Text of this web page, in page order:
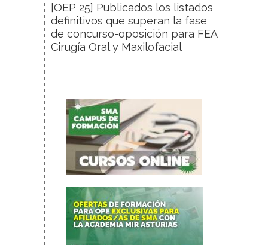
[OEP 25] Publicados los listados
definitivos que superan la fase
de concurso-oposición para FEA
Cirugía Oral y Maxilofacial